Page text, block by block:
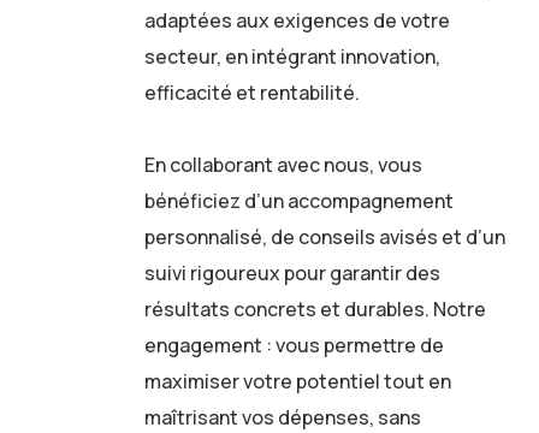
adaptées aux exigences de votre
secteur, en intégrant innovation,
efficacité et rentabilité.
En collaborant avec nous, vous
bénéficiez d’un accompagnement
personnalisé, de conseils avisés et d’un
suivi rigoureux pour garantir des
résultats concrets et durables. Notre
engagement : vous permettre de
maximiser votre potentiel tout en
maîtrisant vos dépenses, sans